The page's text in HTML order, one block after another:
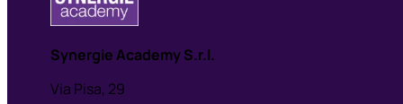
Synergie Academy S.r.l.
Via Pisa, 29